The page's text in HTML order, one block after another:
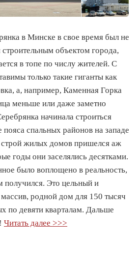
в Минске в свое время был не
объектом города,
в топе по числу жителей. С
только такие гиганты как
а, например, Каменная Горка
меньше или даже заметно
начинала строиться
пояса спальных районов на западе
строй жилых домов пришелся аж
годы они заселялись десятками.
было воплощено в реальность,
получился. Это цельный и
родной дом для 150 тысяч
по девяти кварталам. Дальше
Читать далее >>>